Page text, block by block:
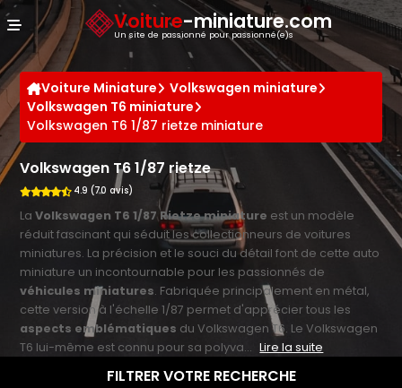
Voiture-miniature.com
Un site de passionné pour passionné(e)s
Voiture Miniature
Volkswagen miniature
Volkswagen T6 miniature
Volkswagen T6 1/87 rietze miniature
Volkswagen T6 1/87 rietze
4.9 (70 avis)
LaVolkswagen T6 1/87 Rietze miniature est un modèle
réduit fascinant qui séduit les collectionneurs de voitures
miniatures. La précision et le souci du détail font de cette auto
miniature un incontournable pour les passionnés de
véhicules miniatures. Fabriquée principalement en métal,
cette version à l'échelle 1/87 permet d'apprécier tous les
aspects emblématiques du Volkswagen T6. Le Volkswagen
T6 lui-même est connu pour sa polyva... Lire la suite
FILTRER VOTRE RECHERCHE
Panneau de gestion des cookies